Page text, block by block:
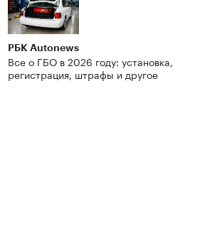
РБК Autonews
Все о ГБО в 2026 году: установка,
регистрация, штрафы и другое